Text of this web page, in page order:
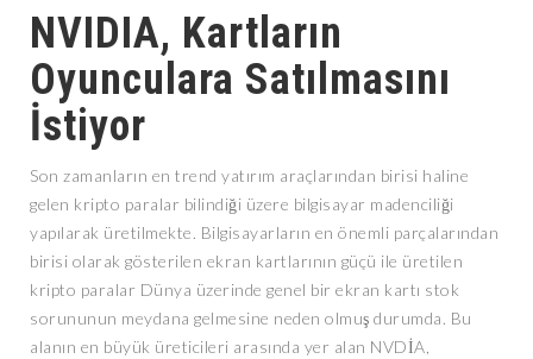
NVIDIA, Kartların
Oyunculara Satılmasını
İstiyor
Son zamanların en trend yatırım araçlarından birisi haline
gelen kripto paralar bilindiği üzere bilgisayar madenciliği
yapılarak üretilmekte. Bilgisayarların en önemli parçalarından
birisi olarak gösterilen ekran kartlarının güçü ile üretilen
kripto paralar Dünya üzerinde genel bir ekran kartı stok
sorununun meydana gelmesine neden olmuş durumda. Bu
alanın en büyük üreticileri arasında yer alan NVDİA,